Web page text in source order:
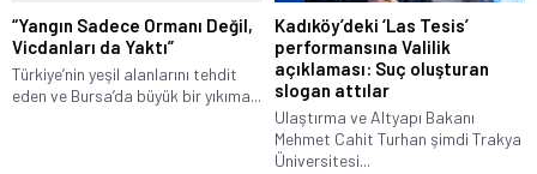
“Yangın Sadece Ormanı Değil,
Vicdanları da Yaktı”
Türkiye’nin yeşil alanlarını tehdit
eden ve Bursa’da büyük bir yıkıma...
Kadıköy’deki ‘Las Tesis’
performansına Valilik
açıklaması: Suç oluşturan
slogan attılar
Ulaştırma ve Altyapı Bakanı
Mehmet Cahit Turhan şimdi Trakya
Üniversitesi...